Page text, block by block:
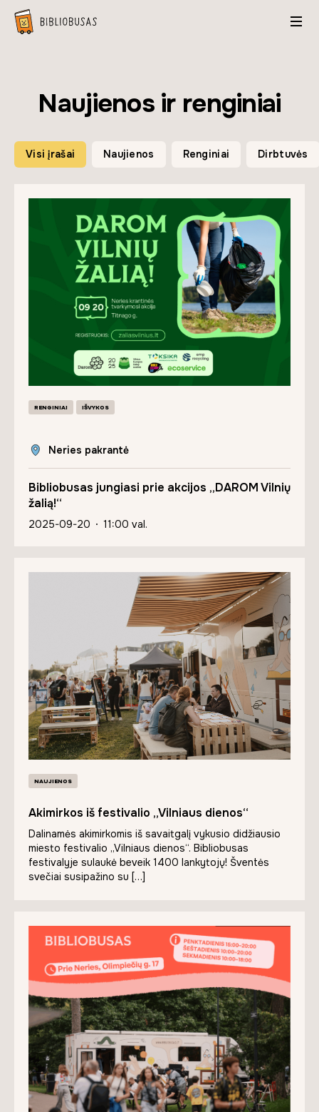
Naujienos ir renginiai
Visi įrašai Naujienos Renginiai Dirbtuvės
RENGINIAI IŠVYKOS
Bibliobusas jungiasi prie akcijos „DAROM Vilnių
žalią!“
2025-09-20 11:00 val.
Neries pakrantė
NAUJIENOS
Akimirkos iš festivalio „Vilniaus dienos“
Dalinamės akimirkomis iš savaitgalį vykusio didžiausio
miesto festivalio „Vilniaus dienos“. Bibliobusas
festivalyje sulaukė beveik 1400 lankytojų! Šventės
svečiai susipažino su […]